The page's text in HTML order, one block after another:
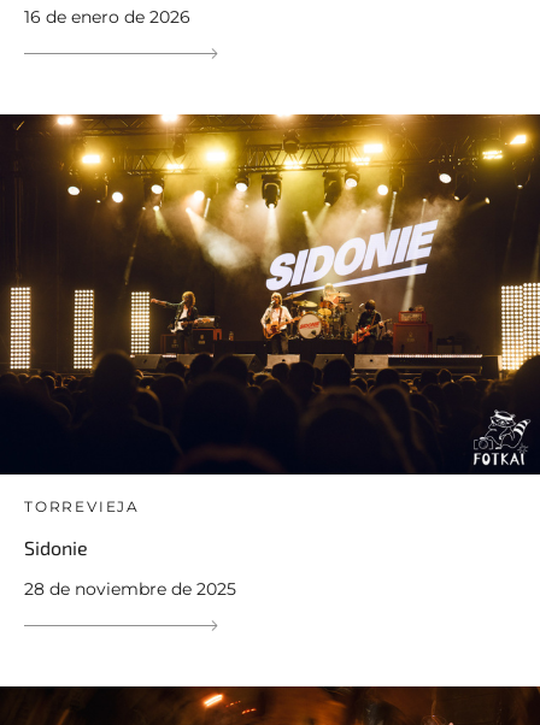
16 de enero de 2026
TORREVIEJA
Sidonie
28 de noviembre de 2025